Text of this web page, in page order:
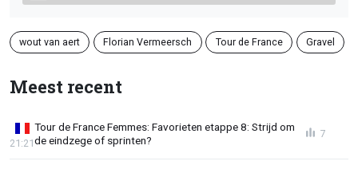
wout van aert Florian Vermeersch Tour de France Gravel
Meest recent
Tour de France Femmes: Favorieten etappe 8: Strijd om
de eindzege of sprinten?
21:21
7